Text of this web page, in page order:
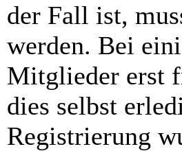
der Fall ist,
werden. Bei
Mitglieder erst
dies selbst
Registrierung